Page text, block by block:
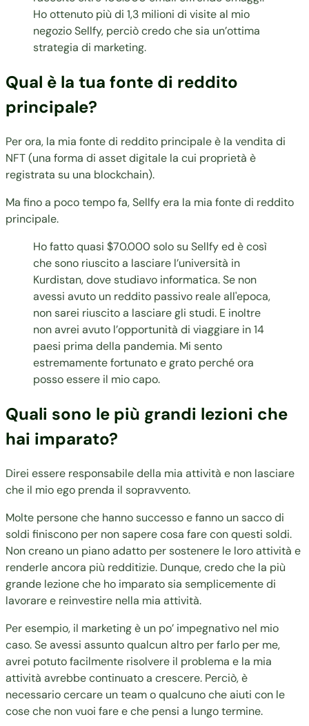
Ho ottenuto più di 1,3 milioni di visite al mio
negozio Sellfy, perciò credo che sia un’ottima
strategia di marketing.
Qual è la tua fonte di reddito
principale?
Per ora, la mia fonte di reddito principale è la vendita di
NFT (una forma di asset digitale la cui proprietà è
registrata su una blockchain).
Ma fino a poco tempo fa, Sellfy era la mia fonte di reddito
principale.
Ho fatto quasi $70.000 solo su Sellfy ed è così
che sono riuscito a lasciare l’università in
Kurdistan, dove studiavo informatica. Se non
avessi avuto un reddito passivo reale all'epoca,
non sarei riuscito a lasciare gli studi. E inoltre
non avrei avuto l’opportunità di viaggiare in 14
paesi prima della pandemia. Mi sento
estremamente fortunato e grato perché ora
posso essere il mio capo.
Quali sono le più grandi lezioni che
hai imparato?
Direi essere responsabile della mia attività e non lasciare
che il mio ego prenda il sopravvento.
Molte persone che hanno successo e fanno un sacco di
soldi finiscono per non sapere cosa fare con questi soldi.
Non creano un piano adatto per sostenere le loro attività e
renderle ancora più redditizie. Dunque, credo che la più
grande lezione che ho imparato sia semplicemente di
lavorare e reinvestire nella mia attività.
Per esempio, il marketing è un po’ impegnativo nel mio
caso. Se avessi assunto qualcun altro per farlo per me,
avrei potuto facilmente risolvere il problema e la mia
attività avrebbe continuato a crescere. Perciò, è
necessario cercare un team o qualcuno che aiuti con le
cose che non vuoi fare e che pensi a lungo termine.